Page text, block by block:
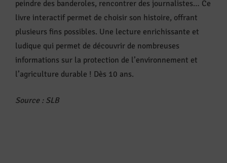
peindre des banderoles, rencontrer des journalistes… Ce
livre interactif permet de choisir son histoire, offrant
plusieurs fins possibles. Une lecture enrichissante et
ludique qui permet de découvrir de nombreuses
informations sur la protection de l’environnement et
l’agriculture durable ! Dès 10 ans.
Source : SLB